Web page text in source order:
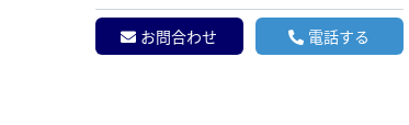
お問合わせ 電話する